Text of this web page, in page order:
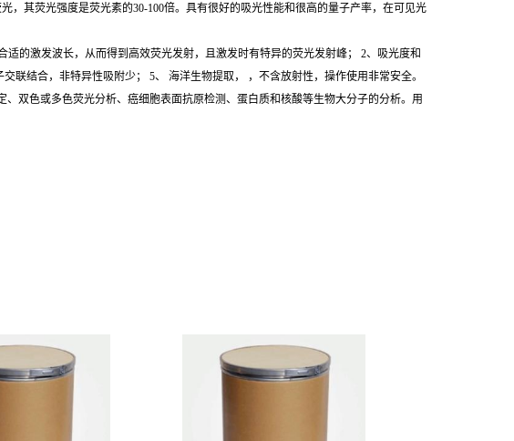
，其荧光强度是荧光素的30-100倍。具有很好的吸光性能和很高的量子产率，在可见光
的激发波长，从而得到高效荧光发射，且激发时有特异的荧光发射峰； 2、吸光度和
联结合，非特异性吸附少； 5、 海洋生物提取， ，不含放射性，操作使用非常安全。
双色或多色荧光分析、癌细胞表面抗原检测、蛋白质和核酸等生物大分子的分析。用